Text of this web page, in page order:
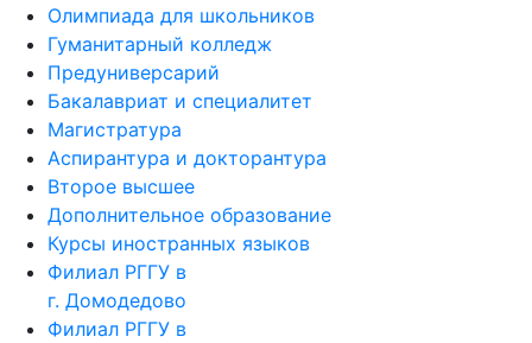
Олимпиада для школьников
Гуманитарный колледж
Предуниверсарий
Бакалавриат и специалитет
Магистратура
Аспирантура и докторантура
Второе высшее
Дополнительное образование
Курсы иностранных языков
Филиал РГГУ в
г. Домодедово
Филиал РГГУ в